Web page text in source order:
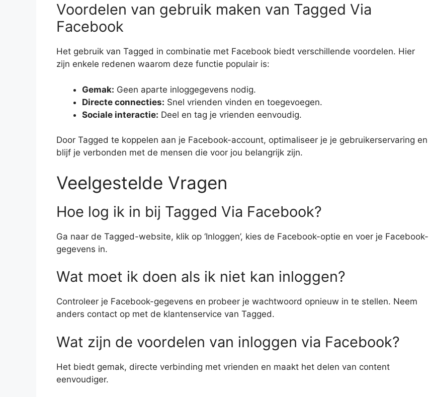
Voordelen van gebruik maken van Tagged Via
Facebook
Het gebruik van Tagged in combinatie met Facebook biedt verschillende voordelen. Hier
zijn enkele redenen waarom deze functie populair is:
Gemak: Geen aparte inloggegevens nodig.
Directe connecties: Snel vrienden vinden en toegevoegen.
Sociale interactie: Deel en tag je vrienden eenvoudig.
Door Tagged te koppelen aan je Facebook-account, optimaliseer je je gebruikerservaring en
blijf je verbonden met de mensen die voor jou belangrijk zijn.
Veelgestelde Vragen
Hoe log ik in bij Tagged Via Facebook?
Ga naar de Tagged-website, klik op ‘Inloggen’, kies de Facebook-optie en voer je Facebook-
gegevens in.
Wat moet ik doen als ik niet kan inloggen?
Controleer je Facebook-gegevens en probeer je wachtwoord opnieuw in te stellen. Neem
anders contact op met de klantenservice van Tagged.
Wat zijn de voordelen van inloggen via Facebook?
Het biedt gemak, directe verbinding met vrienden en maakt het delen van content
eenvoudiger.